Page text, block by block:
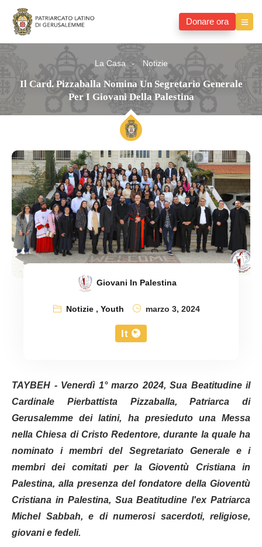
Donare ora
La Casa Notizie
Il Card. Pizzaballa Nomina Un Segretario Generale
Per I Giovani Della Palestina
Giovani In Palestina
Notizie,Youth marzo 3, 2024
It
TAYBEH - Venerdì 1° marzo 2024, Sua Beatitudine il
Cardinale Pierbattista Pizzaballa, Patriarca di
Gerusalemme dei latini, ha presieduto una Messa
nella Chiesa di Cristo Redentore, durante la quale ha
nominato i membri del Segretariato Generale e i
membri dei comitati per la Gioventù Cristiana in
Palestina, alla presenza del fondatore della Gioventù
Cristiana in Palestina, Sua Beatitudine l'ex Patriarca
Michel Sabbah, e di numerosi sacerdoti, religiose,
giovani e fedeli.